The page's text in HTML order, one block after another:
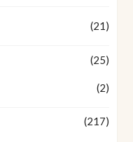
(21)
(25)
(2)
(217)